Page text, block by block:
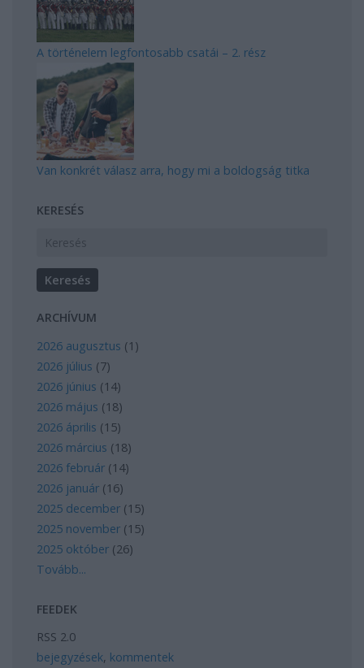
A történelem legfontosabb csatái – 2. rész
Van konkrét válasz arra, hogy mi a boldogság titka
KERESÉS
ARCHÍVUM
2026 augusztus (1 )
2026 július (7)
2026 június (14)
2026 május (18)
2026 április (15)
2026 március (18)
2026 február (14)
2026 január (16)
2025 december (15)
2025 november (15)
2025 október (26)
Tovább...
FEEDEK
RSS 2.0
bejegyzések, kommentek